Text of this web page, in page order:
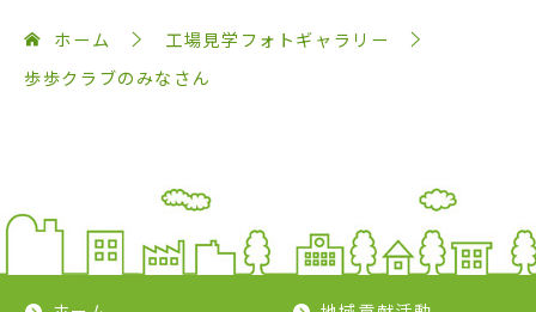
ホーム
工場見学フォトギャラリー
歩歩クラブのみなさん